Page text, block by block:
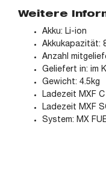
Weitere
Akku: Li-ion
Akkukapazität:
Anzahl
Geliefert in: im
Gewicht: 4.5kg
Ladezeit MXF
Ladezeit MXF
System: MX